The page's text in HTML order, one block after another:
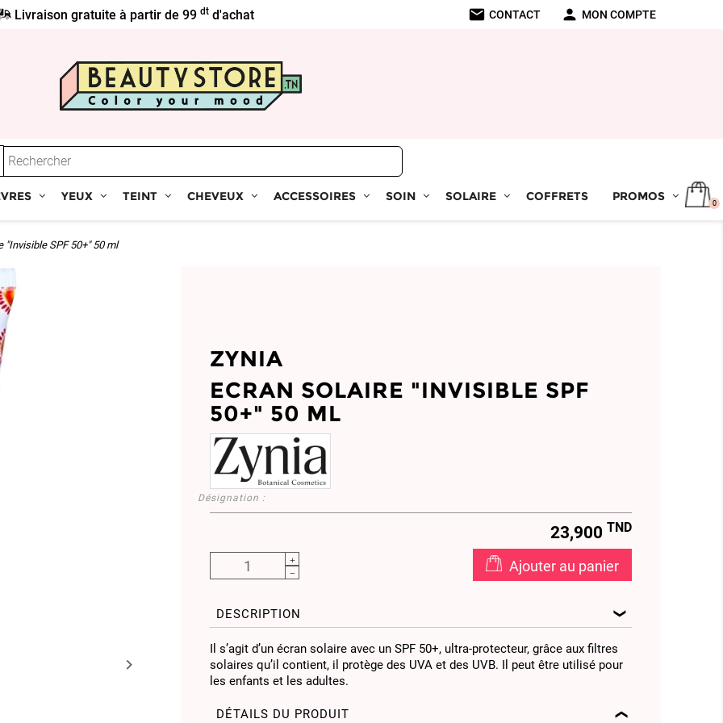
Livraison gratuite à partir de 99dt d'achat mail CONTACT person MON COMPTE
YEUX TEINT CHEVEUX ACCESSOIRES SOIN SOLAIRE COFFRETS PROMOS 0
"Invisible SPF 50+" 50 ml

ZYNIA
ECRAN SOLAIRE "INVISIBLE SPF
50+" 50 ML
Désignation :
23,900 TND
Ajouter au panier
DESCRIPTION
Il s’agit d’un écran solaire avec un SPF 50+, ultra-protecteur, grâce aux filtres
solaires qu’il contient, il protège des UVA et des UVB. Il peut être utilisé pour
les enfants et les adultes.
DÉTAILS DU PRODUIT